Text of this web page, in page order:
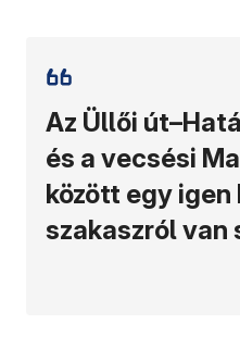
Az Üllői
és a vecsési
között egy igen
szakaszról van